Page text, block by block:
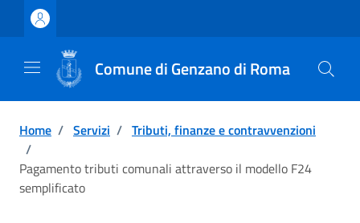
Vai ai contenuti
Vai al footer
Comune di Genzano di Roma
Home / Servizi / Tributi, finanze e contravvenzioni
/
Pagamento tributi comunali attraverso il modello F24
semplificato